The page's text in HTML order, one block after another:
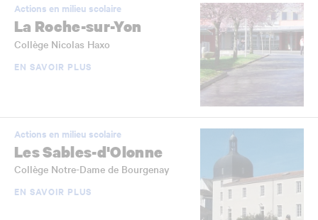
Actions en milieu scolaire
La Roche-sur-Yon
Collège Nicolas Haxo
EN SAVOIR PLUS
Actions en milieu scolaire
Les Sables-d'Olonne
Collège Notre-Dame de Bourgenay
EN SAVOIR PLUS